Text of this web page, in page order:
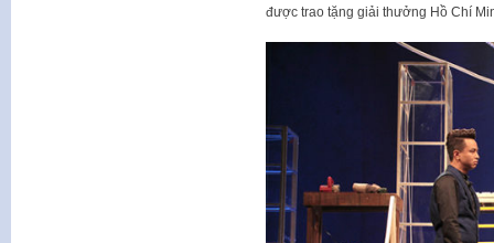
được trao tặng giải thưởng Hồ Chí